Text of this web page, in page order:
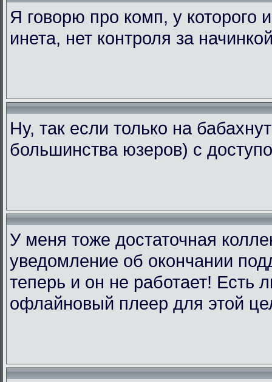
Я говорю про комп, у которого
инета, нет контроля за
Ну, так если только на
большинства юзеров) с
У меня тоже достаточная
уведомление об окончании
теперь и он не работает! Есть
офлайновый плеер для этой